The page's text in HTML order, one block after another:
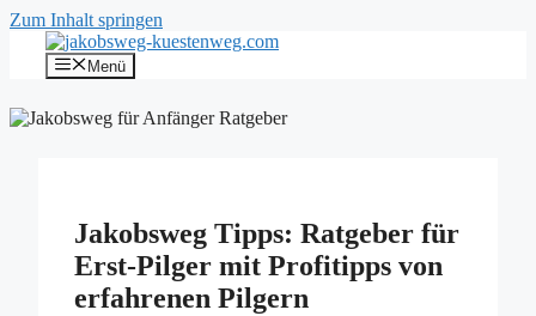
Zum Inhalt springen
Menü
Jakobsweg Tipps: Ratgeber für
Erst-Pilger mit Profitipps von
erfahrenen Pilgern